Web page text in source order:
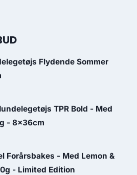
kr..
Flydende Sommer
TPR Bold - Med
- 8x36cm
Forårsbakes - Med Lemon &
- Limited Edition